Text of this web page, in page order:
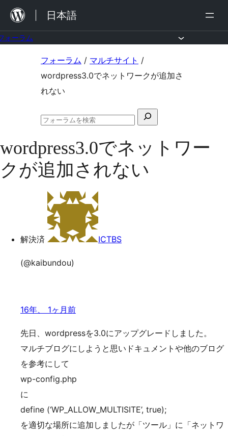
を
日本語
ォーラム
ス
キ
フォーラム / マルチサイト /
wordpress3.0でネットワークが追加さ
れない
検
対
象:
フ
ー
ラ
の
wordpress3.0でネットワー
クが追加されない
解決済 ICTBS
(@kaibundou)
16年、 1ヶ月前
先日、wordpressを3.0にアップグレードしました。
マルチブログにしようと思いドキュメントや他のブログ
を参考にして
wp-config.php
に
define (‘WP_ALLOW_MULTISITE’, true);
を適切な場所に追加しましたが「ツール」に「ネットワ